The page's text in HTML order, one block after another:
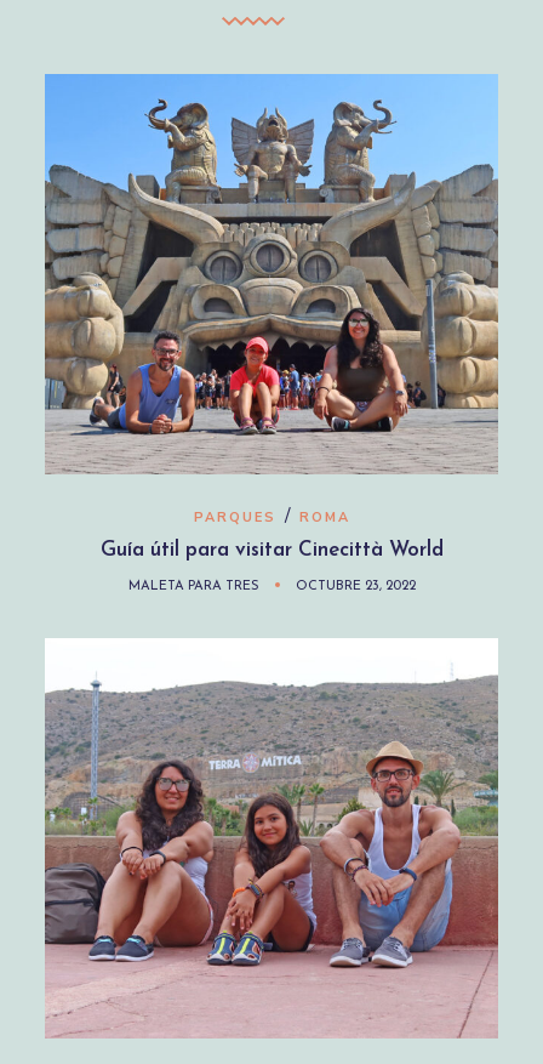
PARQUES / ROMA
Guía útil para visitar Cinecittà World
MALETA PARA TRES OCTUBRE 23, 2022